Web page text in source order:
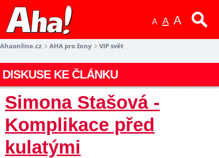
A A A
Ahaonline.cz AHA pro ženy VIP svět
DISKUSE KE ČLÁNKU
Simona Stašová -
Komplikace před
kulatými